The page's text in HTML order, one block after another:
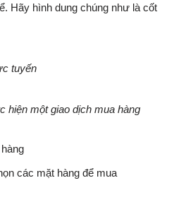
Hãy hình dung chúng như là cốt
tuyến
hiện một giao dịch mua hàng
các mặt hàng để mua